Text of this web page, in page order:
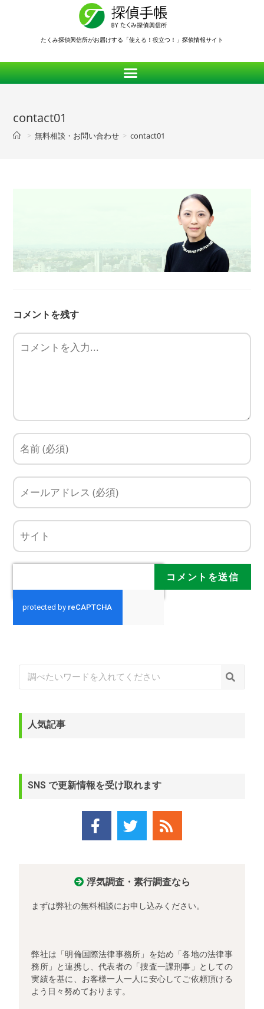
たくみ探偵興信所がお届けする「使える！役立つ！」探偵情報サイト
contact01
> 無料相談・お問い合わせ > contact01
コメントを残す
人気記事
SNS で更新情報を受け取れます
浮気調査・素行調査なら
まずは弊社の無料相談にお申し込みください。
弊社は「明倫国際法律事務所」を始め「各地の法律事
務所」と連携し、代表者の「捜査一課刑事」としての
実績を基に、お客様一人一人に安心してご依頼頂ける
よう日々努めております。